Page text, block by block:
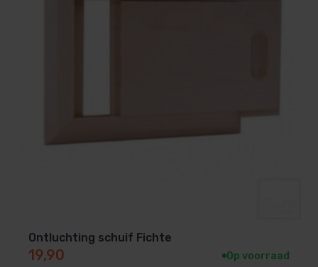
Ontluchting schuif Fichte
19,90 Op voorraad